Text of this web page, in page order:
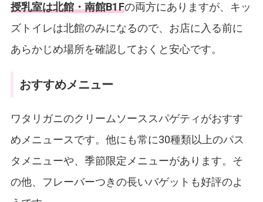
授乳室は北館・南館B1Fの両方にありますが、キッ
ズトイレは北館のみになるので、お店に入る前に
あらかじめ場所を確認しておくと安心です。
おすすめメニュー
ワタリガニのクリームソーススパゲティがおすす
めメニュースです。他にも常に30種類以上のパス
タメニューや、季節限定メニューがあります。そ
の他、フレーバーつきの長いバゲットも好評のよ